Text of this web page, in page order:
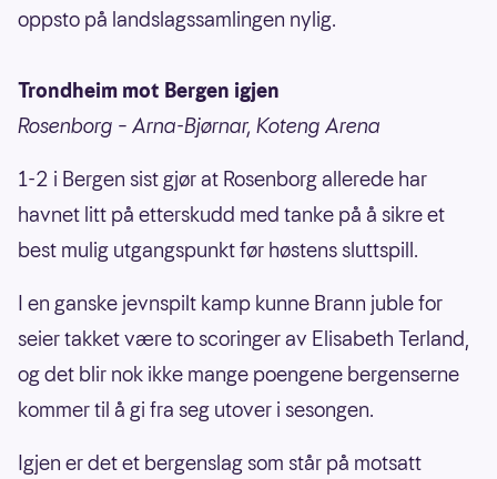
oppsto på landslagssamlingen nylig.
Trondheim mot Bergen igjen
Rosenborg – Arna-Bjørnar, Koteng Arena
1-2 i Bergen sist gjør at Rosenborg allerede har
havnet litt på etterskudd med tanke på å sikre et
best mulig utgangspunkt før høstens sluttspill.
I en ganske jevnspilt kamp kunne Brann juble for
seier takket være to scoringer av Elisabeth Terland,
og det blir nok ikke mange poengene bergenserne
kommer til å gi fra seg utover i sesongen.
Igjen er det et bergenslag som står på motsatt